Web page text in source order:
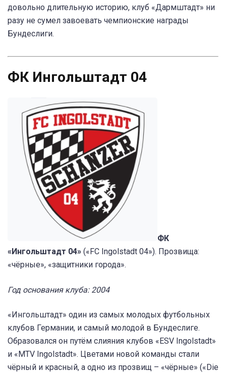
довольно длительную историю, клуб «Дармштадт» ни
разу не сумел завоевать чемпионские награды
Бундеслиги.
ФК Ингольштадт 04
ФК
«Ингольштадт 04» («FC Ingolstadt 04»). Прозвища:
«чёрные», «защитники города».
Год основания клуба: 2004
«Ингольштадт» один из самых молодых футбольных
клубов Германии, и самый молодой в Бундеслиге.
Образовался он путём слияния клубов «ESV Ingolstadt»
и «MTV Ingolstadt». Цветами новой команды стали
чёрный и красный, а одно из прозвищ – «чёрные» («Die